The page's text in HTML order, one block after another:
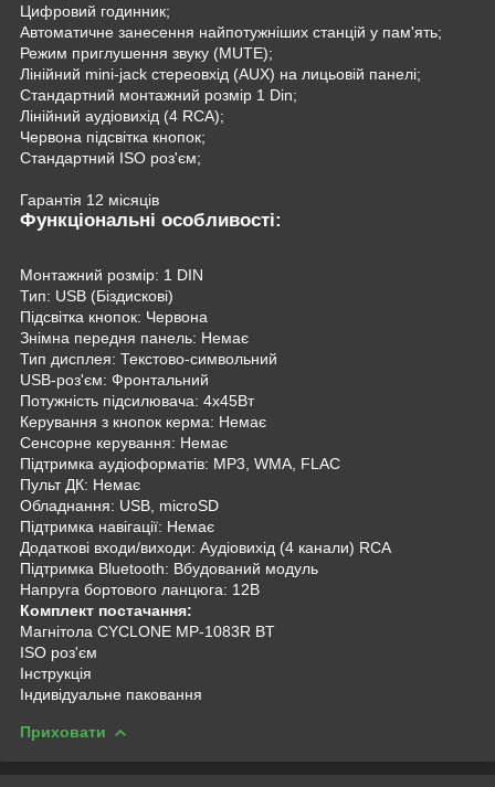
Цифровий годинник;
Автоматичне занесення найпотужніших станцій у пам'ять;
Режим приглушення звуку (MUTE);
Лінійний mini-jack стереовхід (AUX) на лицьовій панелі;
Стандартний монтажний розмір 1 Din;
Лінійний аудіовихід (4 RCA);
Червона підсвітка кнопок;
Стандартний ISO роз'єм;
Гарантія 12 місяців
Функціональні особливості:
Монтажний розмір: 1 DIN
Тип: USB (Біздискові)
Підсвітка кнопок: Червона
Знімна передня панель: Немає
Тип дисплея: Текстово-символьний
USB-роз'єм: Фронтальний
Потужність підсилювача: 4х45Вт
Керування з кнопок керма: Немає
Сенсорне керування: Немає
Підтримка аудіоформатів: MP3, WMA, FLAC
Пульт ДК: Немає
Обладнання: USB, microSD
Підтримка навігації: Немає
Додаткові входи/виходи: Аудіовихід (4 канали) RCA
Підтримка Bluetooth: Вбудований модуль
Напруга бортового ланцюга: 12В
Комплект постачання:
Магнітола CYCLONE MP-1083R BT
ISO роз'єм
Інструкція
Індивідуальне паковання
Приховати